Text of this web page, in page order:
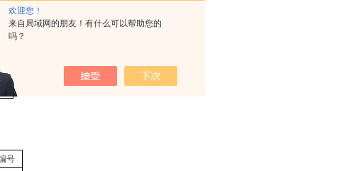
欢迎您！
来自局域网的朋友！有什么可以帮助您的
吗？
号